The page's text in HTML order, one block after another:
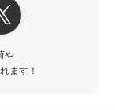
や
ます！